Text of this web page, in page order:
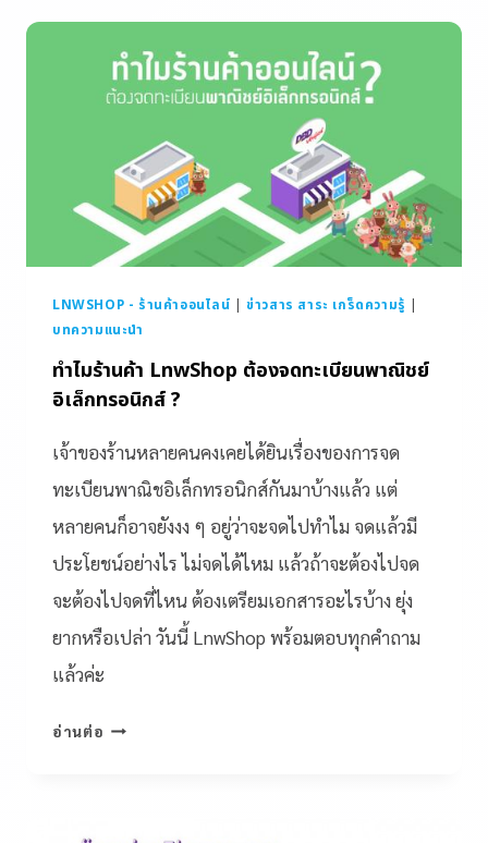
LNWSHOP - ร้านค้าออนไลน์ |ข่าวสาร สาระ เกร็ดความรู้ |
บทความแนะนำ
ทำไมร้านค้า LnwShop ต้องจดทะเบียนพาณิชย์
อิเล็กทรอนิกส์ ?
เจ้าของร้านหลายคนคงเคยได้ยินเรื่องของการจด
ทะเบียนพาณิชอิเล็กทรอนิกส์กันมาบ้างแล้ว แต่
หลายคนก็อาจยังงง ๆ อยู่ว่าจะจดไปทำไม จดแล้วมี
ประโยชน์อย่างไร ไม่จดได้ไหม แล้วถ้าจะต้องไปจด
จะต้องไปจดที่ไหน ต้องเตรียมเอกสารอะไรบ้าง ยุ่ง
ยากหรือเปล่า วันนี้ LnwShop พร้อมตอบทุกคำถาม
แล้วค่ะ
อ่านต่อ